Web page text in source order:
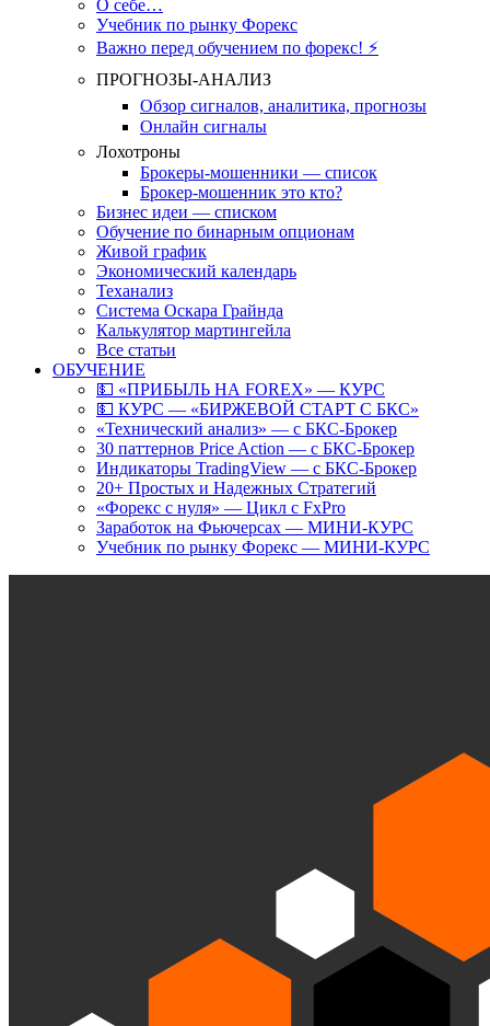
О себе…
Учебник по рынку Форекс
Важно перед обучением по форекс! ⚡
ПРОГНОЗЫ-АНАЛИЗ
Обзор сигналов, аналитика, прогнозы
Онлайн сигналы
Лохотроны
Брокеры-мошенники — список
Брокер-мошенник это кто?
Бизнес идеи — списком
Обучение по бинарным опционам
Живой график
Экономический календарь
Теханализ
Система Оскара Грайнда
Калькулятор мартингейла
Все статьи
ОБУЧЕНИЕ
💵 «ПРИБЫЛЬ НА FOREX» — КУРС
💵 КУРС — «БИРЖЕВОЙ СТАРТ С БКС»
«Технический анализ» — с БКС-Брокер
30 паттернов Price Action — с БКС-Брокер
Индикаторы TradingView — с БКС-Брокер
20+ Простых и Надежных Стратегий
«Форекс с нуля» — Цикл с FxPro
Заработок на Фьючерсах — МИНИ-КУРС
Учебник по рынку Форекс — МИНИ-КУРС